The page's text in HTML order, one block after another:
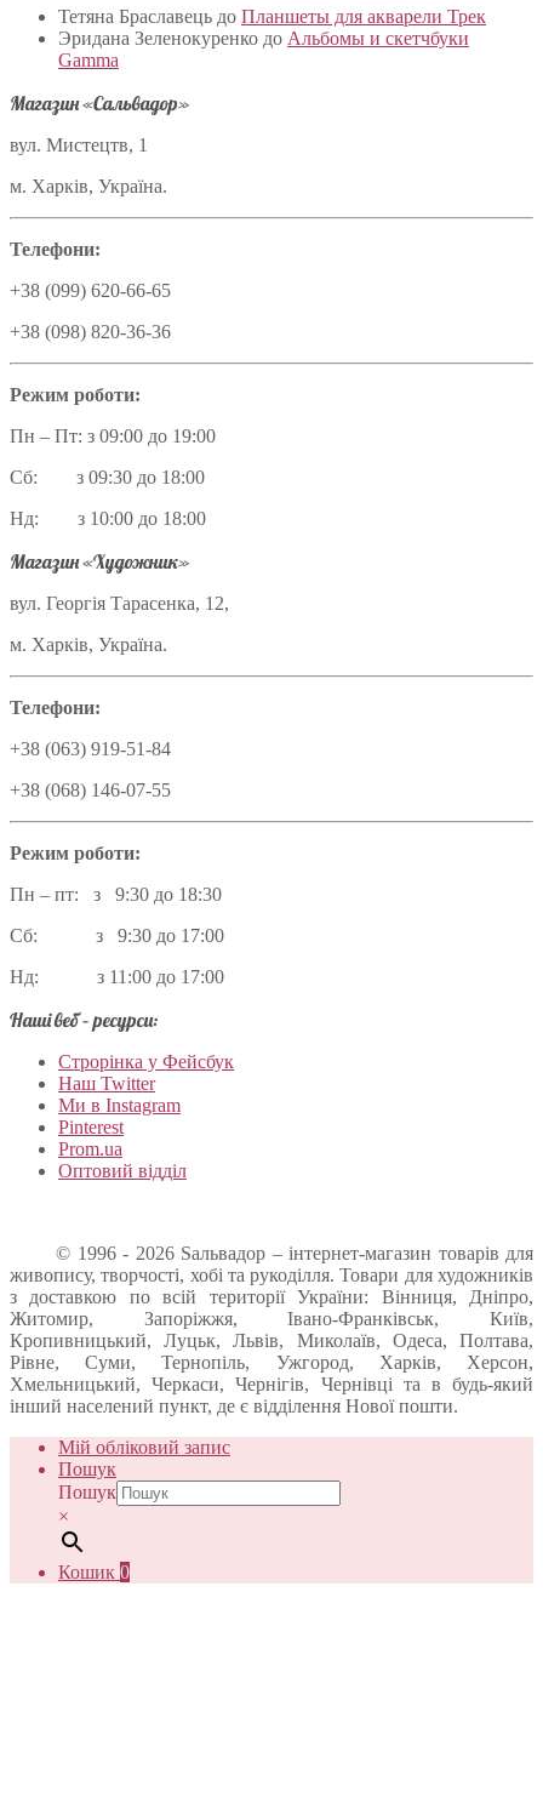
Тетяна Браславець до Планшеты для акварели Трек
Эридана Зеленокуренко до Альбомы и скетчбуки
Gamma
Магазин «Сальвадор»
вул. Мистецтв, 1
м. Харків, Україна.
Телефони:
+38 (099) 620-66-65
+38 (098) 820-36-36
Режим роботи:
Пн – Пт: з 09:00 до 19:00
Сб: з 09:30 до 18:00
Нд: з 10:00 до 18:00
Магазин «Художник»
вул. Георгія Тарасенка, 12,
м. Харків, Україна.
Телефони:
+38 (063) 919-51-84
+38 (068) 146-07-55
Режим роботи:
Пн – пт: з 9:30 до 18:30
Сб: з 9:30 до 17:00
Нд: з 11:00 до 17:00
Наші веб – ресурси:
Строрінка у Фейсбук
Наш Twitter
Ми в Instagram
Pinterest
Prom.ua
Оптовий відділ
© 1996 - 2026 Sальвадор – інтернет-магазин товарів для
живопису, творчості, хобі та рукоділля. Товари для художників
з доставкою по всій території України: Вінниця, Дніпро,
Житомир, Запоріжжя, Івано-Франківськ, Київ,
Кропивницький, Луцьк, Львів, Миколаїв, Одеса, Полтава,
Рівне, Суми, Тернопіль, Ужгород, Харків, Херсон,
Хмельницький, Черкаси, Чернігів, Чернівці та в будь-який
інший населений пункт, де є відділення Нової пошти.
Мій обліковий запис
Пошук
Пошук
×
Кошик 0